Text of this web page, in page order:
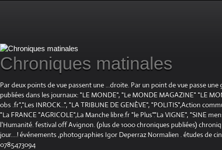
Chroniques matinales
Par deux points de vue passent une ...droite. Par un point de vue passe
publiées dans les journaux: "LE MONDE", "Le MONDE MAGAZINE" "LE
obs .fr","Les INROCK...", "LA TRIBUNE DE GENÈVE", "POLITIS",Action
"La FRANCE "AGRICOLE",La Manche libre.fr "le Plus"."La VIGNE", "SINE
l'Humanité. festival off Avignon. (plus de 1000 chroniques publiées)
jour....! événements ,photographies Igor Deperraz Normalien . études de
0785473094